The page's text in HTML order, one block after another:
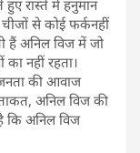
रास्ते में हनुमान
से कोई फर्कनहीं
हैं अनिल विज में जो
नहीं रहता।
की आवाज
अनिल विज की
कि अनिल विज